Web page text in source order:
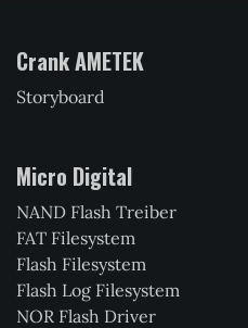
Crank AMETEK
Storyboard
Micro Digital
NAND Flash Treiber
FAT Filesystem
Flash Filesystem
Flash Log Filesystem
NOR Flash Driver